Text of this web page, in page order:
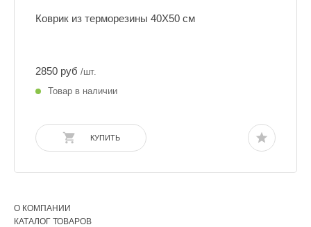
Коврик из терморезины 40Х50 см
2850 руб /шт.
Товар в наличии
КУПИТЬ
О КОМПАНИИ
КАТАЛОГ ТОВАРОВ